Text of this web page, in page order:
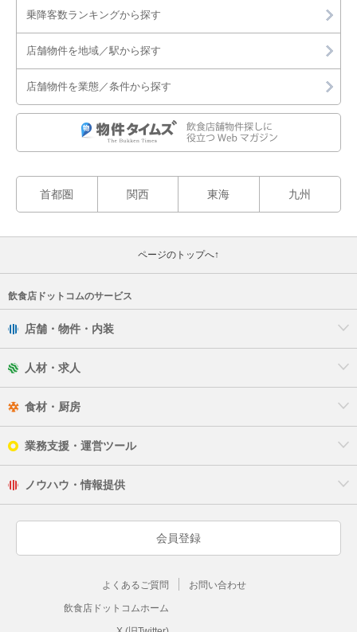
乗降客数ランキングから探す
店舗物件を地域／駅から探す
店舗物件を業態／条件から探す
首都圏 関西 東海 九州
ページのトップへ↑
飲食店ドットコムのサービス
店舗・物件・内装
人材・求人
食材・厨房
業務支援・運営ツール
ノウハウ・情報提供
会員登録
よくあるご質問 お問い合わせ
飲食店ドットコムホーム